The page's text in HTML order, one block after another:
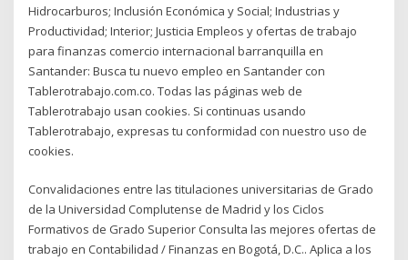
Hidrocarburos; Inclusión Económica y Social; Industrias y
Productividad; Interior; Justicia Empleos y ofertas de trabajo
para finanzas comercio internacional barranquilla en
Santander: Busca tu nuevo empleo en Santander con
Tablerotrabajo.com.co. Todas las páginas web de
Tablerotrabajo usan cookies. Si continuas usando
Tablerotrabajo, expresas tu conformidad con nuestro uso de
cookies.
Convalidaciones entre las titulaciones universitarias de Grado
de la Universidad Complutense de Madrid y los Ciclos
Formativos de Grado Superior Consulta las mejores ofertas de
trabajo en Contabilidad / Finanzas en Bogotá, D.C.. Aplica a los